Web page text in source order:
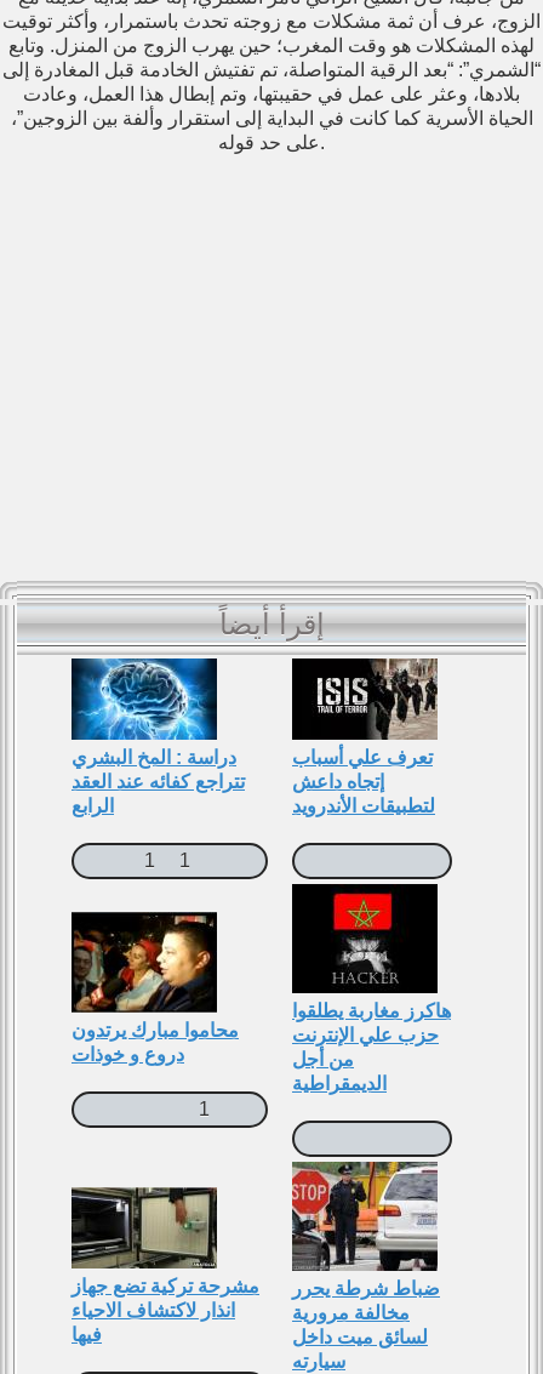
الزوج، عرف أن ثمة مشكلات مع زوجته تحدث باستمرار، وأكثر توقيت
لهذه المشكلات هو وقت المغرب؛ حين يهرب الزوج من المنزل. وتابع
“الشمري”: “بعد الرقية المتواصلة، تم تفتيش الخادمة قبل المغادرة إلى
بلادها، وعثر على عمل في حقيبتها، وتم إبطال هذا العمل، وعادت
الحياة اﻷسرية كما كانت في البداية إلى استقرار وألفة بين الزوجين”،
على حد قوله.
إقرأ أيضاً
دراسة : المخ البشري
تتراجع كفائه عند العقد
الرابع
1 1
تعرف علي أسباب
إتجاه داعش
لتطبيقات الأندرويد
محاموا مبارك يرتدون
دروع و خوذات
1
هاكرز مغاربة يطلقوا
حزب علي الإنترنت
من أجل
الديمقراطية
مشرحة تركية تضع جهاز
انذار لاكتشاف الاحياء
فيها
ضباط شرطة يحرر
مخالفة مرورية
لسائق ميت داخل
سيارته